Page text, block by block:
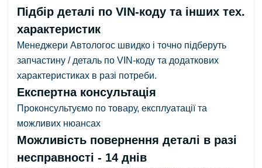
Підбір деталі по VIN-коду та інших тех.
характеристик
Менеджери Автологос швидко і точно підберуть
запчастину / деталь по VIN-коду та додаткових
характеристиках в разі потреби.
Експертна консультація
Проконсультуємо по товару, експлуатації та
можливих нюансах
Можливість повернення деталі в разі
несправності - 14 днів